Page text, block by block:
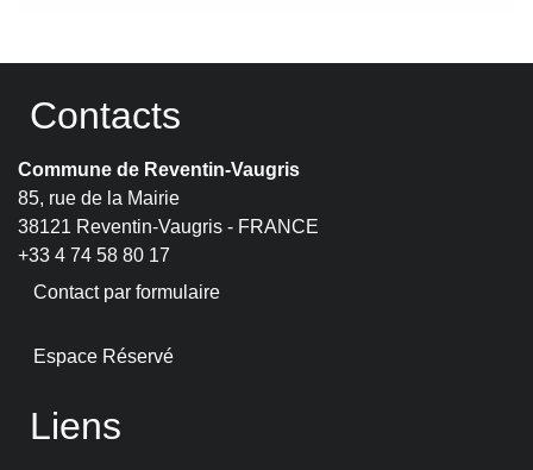
Contacts
Commune de Reventin-Vaugris
85, rue de la Mairie
38121 Reventin-Vaugris - FRANCE
+33 4 74 58 80 17
Contact par formulaire
Espace Réservé
Liens